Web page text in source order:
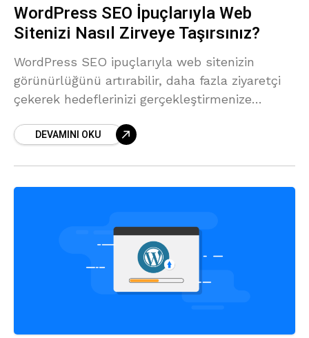
WordPress SEO İpuçlarıyla Web
Sitenizi Nasıl Zirveye Taşırsınız?
WordPress SEO ipuçlarıyla web sitenizin
görünürlüğünü artırabilir, daha fazla ziyaretçi
çekerek hedeflerinizi gerçekleştirmenize
DEVAMINI OKU